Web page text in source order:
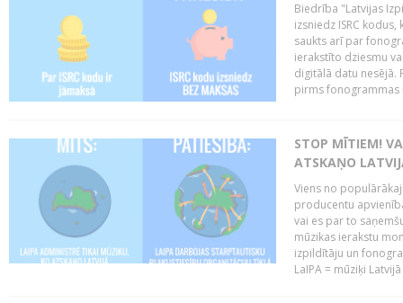
Biedrība "Latvijas
izsniedz ISRC
saukts arī par
ierakstīto dziesmu
digitālā datu nesējā.
pirms fonogrammas
STOP MĪTIEM!
ATSKAŅO
Viens no
producentu
vai es par to
mūzikas ierakstu
izpildītāju un
LaIPA = mūziķi